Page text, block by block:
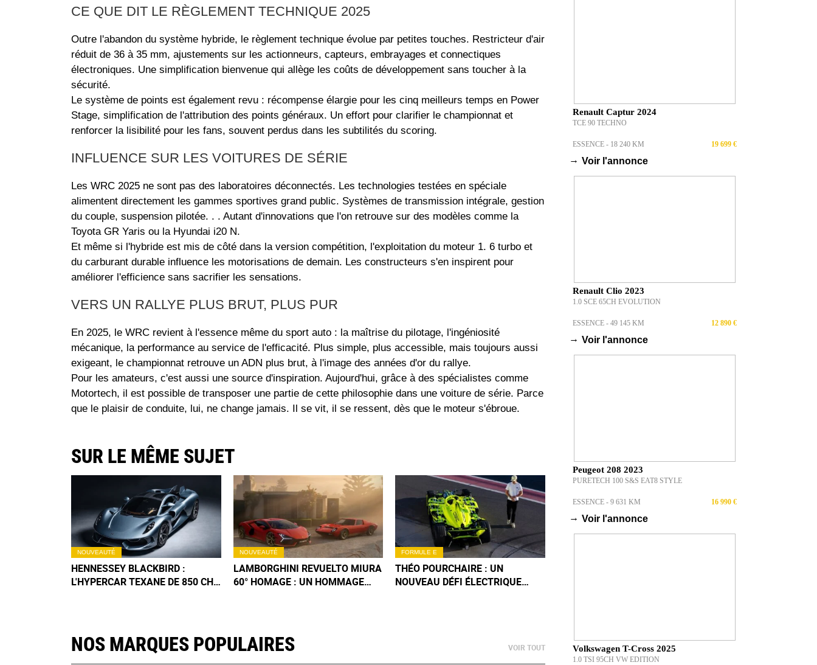
CE QUE DIT LE RÈGLEMENT TECHNIQUE 2025
Outre l'abandon du système hybride, le règlement technique évolue par petites touches. Restricteur d'air
réduit de 36 à 35 mm, ajustements sur les actionneurs, capteurs, embrayages et connectiques
électroniques. Une simplification bienvenue qui allège les coûts de développement sans toucher à la
sécurité.
Le système de points est également revu : récompense élargie pour les cinq meilleurs temps en Power
Stage, simplification de l'attribution des points généraux. Un effort pour clarifier le championnat et
renforcer la lisibilité pour les fans, souvent perdus dans les subtilités du scoring.
INFLUENCE SUR LES VOITURES DE SÉRIE
Les WRC 2025 ne sont pas des laboratoires déconnectés. Les technologies testées en spéciale
alimentent directement les gammes sportives grand public. Systèmes de transmission intégrale, gestion
du couple, suspension pilotée. . . Autant d'innovations que l'on retrouve sur des modèles comme la
Toyota GR Yaris ou la Hyundai i20 N.
Et même si l'hybride est mis de côté dans la version compétition, l'exploitation du moteur 1. 6 turbo et
du carburant durable influence les motorisations de demain. Les constructeurs s'en inspirent pour
améliorer l'efficience sans sacrifier les sensations.
VERS UN RALLYE PLUS BRUT, PLUS PUR
En 2025, le WRC revient à l'essence même du sport auto : la maîtrise du pilotage, l'ingéniosité
mécanique, la performance au service de l'efficacité. Plus simple, plus accessible, mais toujours aussi
exigeant, le championnat retrouve un ADN plus brut, à l'image des années d'or du rallye.
Pour les amateurs, c'est aussi une source d'inspiration. Aujourd'hui, grâce à des spécialistes comme
Motortech, il est possible de transposer une partie de cette philosophie dans une voiture de série. Parce
que le plaisir de conduite, lui, ne change jamais. Il se vit, il se ressent, dès que le moteur s'ébroue.
SUR LE MÊME SUJET
NOUVEAUTÉ
HENNESSEY BLACKBIRD :
L'HYPERCAR TEXANE DE 850 CH
NOUVEAUTÉ
LAMBORGHINI REVUELTO MIURA
60° HOMAGE : UN HOMMAGE
FORMULE E
THÉO POURCHAIRE : UN
NOUVEAU DÉFI ÉLECTRIQUE
NOS MARQUES POPULAIRES VOIR TOUT
Renault Captur 2024
TCE 90 TECHNO
ESSENCE - 18 240 KM 19 699 €
→ Voir l'annonce
Renault Clio 2023
1.0 SCE 65CH EVOLUTION
ESSENCE - 49 145 KM 12 890 €
→ Voir l'annonce
Peugeot 208 2023
PURETECH 100 S&S EAT8 STYLE
ESSENCE - 9 631 KM 16 990 €
→ Voir l'annonce
Volkswagen T-Cross 2025
1.0 TSI 95CH VW EDITION